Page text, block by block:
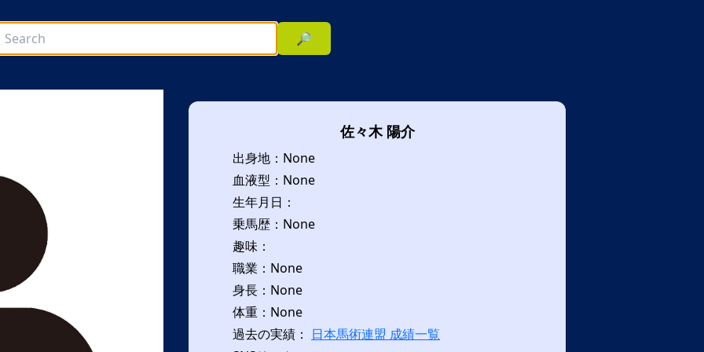
🔎
佐々木 陽介
出身地：None
血液型：None
生年月日：
乗馬歴：None
趣味：
職業：None
身長：None
体重：None
過去の実績： 日本馬術連盟 成績一覧